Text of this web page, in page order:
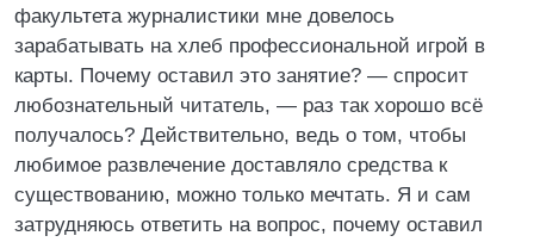
факультета журналистики мне довелось
зарабатывать на хлеб профессиональной игрой в
карты. Почему оставил это занятие? ― спросит
любознательный читатель, ― раз так хорошо всё
получалось? Действительно, ведь о том, чтобы
любимое развлечение доставляло средства к
существованию, можно только мечтать. Я и сам
затрудняюсь ответить на вопрос, почему оставил